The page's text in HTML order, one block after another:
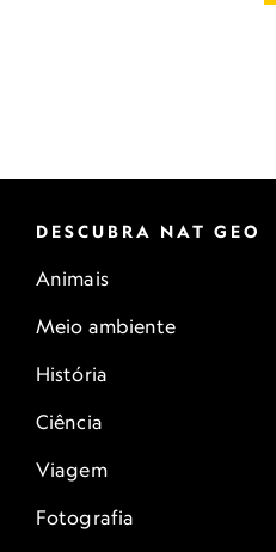
DESCUBRA NAT GEO
Animais
Meio ambiente
História
Ciência
Viagem
Fotografia